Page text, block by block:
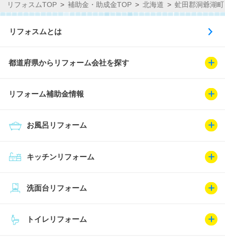
リフォスムTOP 補助金・助成金TOP 北海道 虻田郡洞爺湖町
リフォスムとは
都道府県からリフォーム会社を探す
リフォーム補助金情報
キッチンリフォーム
お風呂リフォーム
トイレリフォーム
洗面台リフォーム